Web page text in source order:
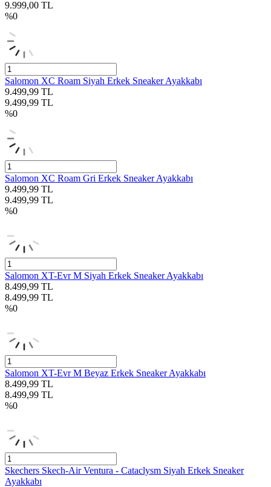
9.999,00 TL
%0
Salomon XC Roam Siyah Erkek Sneaker Ayakkabı
9.499,99 TL
9.499,99 TL
%0
Salomon XC Roam Gri Erkek Sneaker Ayakkabı
9.499,99 TL
9.499,99 TL
%0
Salomon XT-Evr M Siyah Erkek Sneaker Ayakkabı
8.499,99 TL
8.499,99 TL
%0
Salomon XT-Evr M Beyaz Erkek Sneaker Ayakkabı
8.499,99 TL
8.499,99 TL
%0
Skechers Skech-Air Ventura - Cataclysm Siyah Erkek Sneaker
Ayakkabı